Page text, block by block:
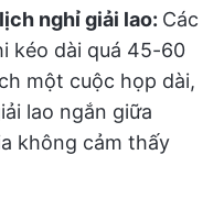
nghỉ giải lao: Các
kéo dài quá 45-60
một cuộc họp dài,
lao ngắn giữa
không cảm thấy